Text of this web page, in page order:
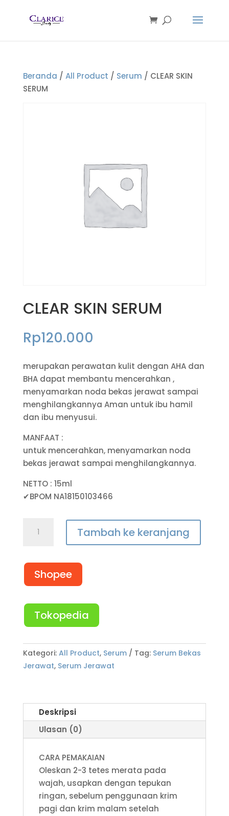
Beranda / All Product / Serum / CLEAR SKIN
SERUM
CLEAR SKIN SERUM
Rp120.000
merupakan perawatan kulit dengan AHA dan
BHA dapat membantu mencerahkan ,
menyamarkan noda bekas jerawat sampai
menghilangkannya Aman untuk ibu hamil
dan ibu menyusui.
MANFAAT :
untuk mencerahkan, menyamarkan noda
bekas jerawat sampai menghilangkannya.
NETTO : 15ml
✔BPOM NA18150103466
Tambah ke keranjang
Shopee
Tokopedia
Kategori: All Product, Serum Tag: Serum Bekas
Jerawat, Serum Jerawat
Deskripsi
Ulasan (0)
CARA PEMAKAIAN
Oleskan 2-3 tetes merata pada
wajah, usapkan dengan tepukan
ringan, sebelum penggunaan krim
pagi dan krim malam setelah